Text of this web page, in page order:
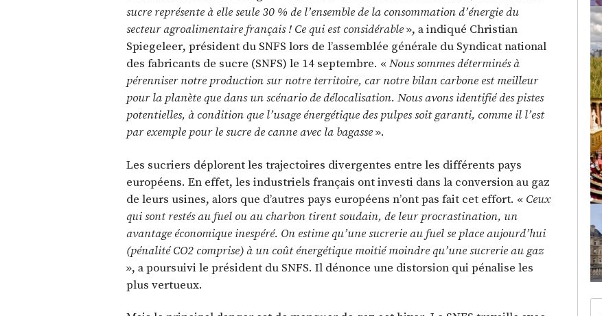
sucre représente à elle seule 30 % de l’ensemble de la consommation d’énergie du
secteur agroalimentaire français ! Ce qui est considérable», a indiqué Christian
Spiegeleer, président du SNFS lors de l’assemblée générale du Syndicat national
des fabricants de sucre (SNFS) le 14 septembre. «Nous sommes déterminés à
pérenniser notre production sur notre territoire, car notre bilan carbone est meilleur
pour la planète que dans un scénario de délocalisation. Nous avons identifié des pistes
potentielles, à condition que l’usage énergétique des pulpes soit garanti, comme il l’est
par exemple pour le sucre de canne avec la bagasse».
Les sucriers déplorent les trajectoires divergentes entre les différents pays
européens. En effet, les industriels français ont investi dans la conversion au gaz
de leurs usines, alors que d’autres pays européens n’ont pas fait cet effort. « Ceux
qui sont restés au fuel ou au charbon tirent soudain, de leur procrastination, un
avantage économique inespéré. On estime qu’une sucrerie au fuel se place aujourd’hui
(pénalité CO2 comprise) à un coût énergétique moitié moindre qu’une sucrerie au gaz
», a poursuivi le président du SNFS. Il dénonce une distorsion qui pénalise les
plus vertueux.